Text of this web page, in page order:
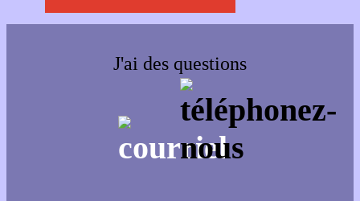
J'ai des questions